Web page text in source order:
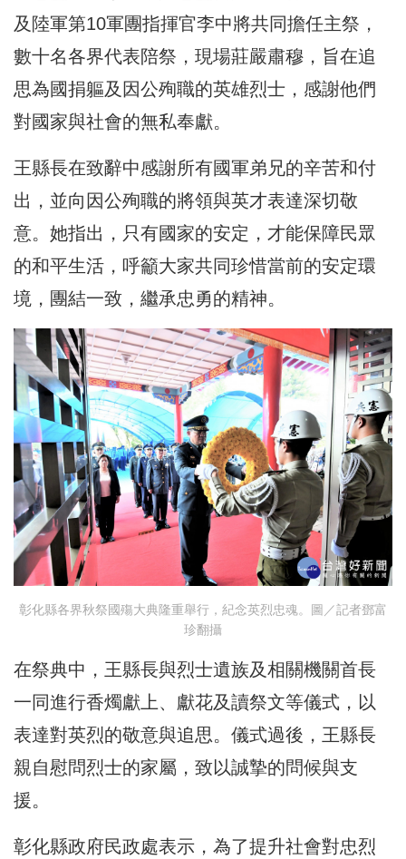
及陸軍第10軍團指揮官李中將共同擔任主祭，
數十名各界代表陪祭，現場莊嚴肅穆，旨在追
思為國捐軀及因公殉職的英雄烈士，感謝他們
對國家與社會的無私奉獻。
王縣長在致辭中感謝所有國軍弟兄的辛苦和付
出，並向因公殉職的將領與英才表達深切敬
意。她指出，只有國家的安定，才能保障民眾
的和平生活，呼籲大家共同珍惜當前的安定環
境，團結一致，繼承忠勇的精神。
彰化縣各界秋祭國殤大典隆重舉行，紀念英烈忠魂。圖／記者鄧富
珍翻攝
在祭典中，王縣長與烈士遺族及相關機關首長
一同進行香燭獻上、獻花及讀祭文等儀式，以
表達對英烈的敬意與追思。儀式過後，王縣長
親自慰問烈士的家屬，致以誠摯的問候與支
援。
彰化縣政府民政處表示，為了提升社會對忠烈